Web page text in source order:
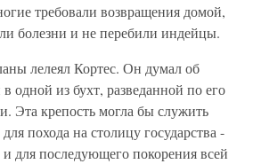
требовали возвращения домой,
болезни и не перебили индейцы.
лелеял Кортес. Он думал об
одной из бухт, разведанной по его
Эта крепость могла бы служить
похода на столицу государства -
для последующего покорения всей